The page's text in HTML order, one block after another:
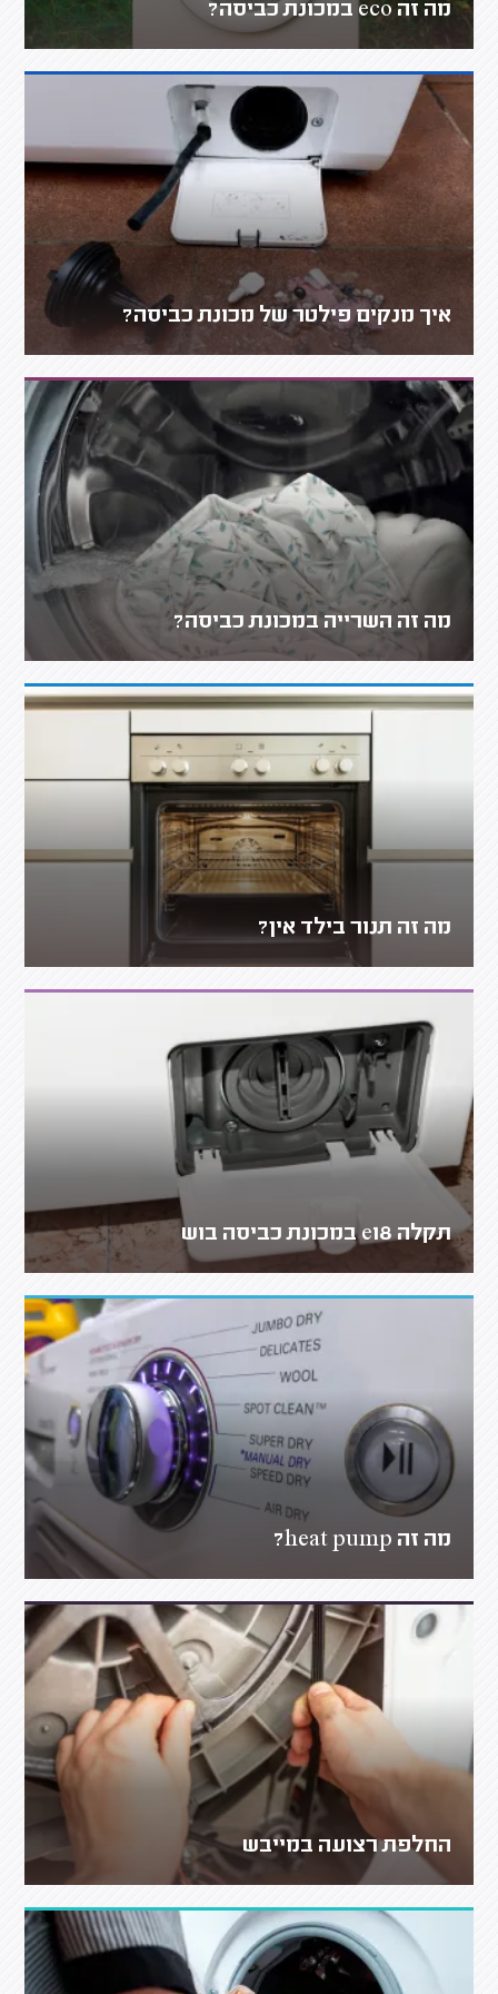
מה זה eco במכונת כביסה?
איך מנקים פילטר של מכונת כביסה?
מה זה השרייה במכונת כביסה?
מה זה תנור בילד אין?
תקלה e18 במכונת כביסה בוש
מה זה heat pump?
החלפת רצועה במייבש